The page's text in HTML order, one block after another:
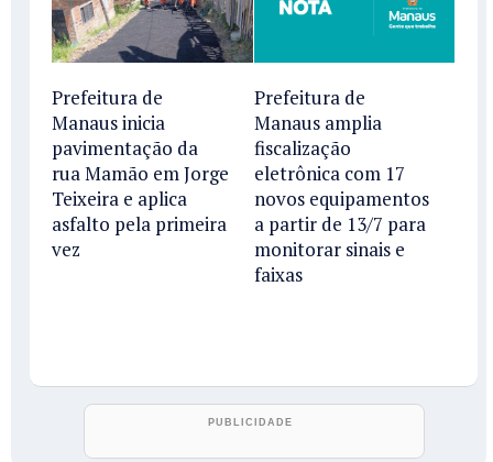
Prefeitura de
Manaus inicia
pavimentação da
rua Mamão em Jorge
Teixeira e aplica
asfalto pela primeira
vez
Prefeitura de
Manaus amplia
fiscalização
eletrônica com 17
novos equipamentos
a partir de 13/7 para
monitorar sinais e
faixas